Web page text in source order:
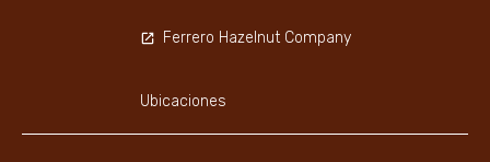
Ferrero Hazelnut Company
Ubicaciones